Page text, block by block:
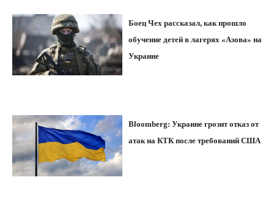
Боец Чех рассказал, как прошло
обучение детей в лагерях «Азова» на
Украине
Bloomberg: Украине грозит отказ от
атак на КТК после требований США